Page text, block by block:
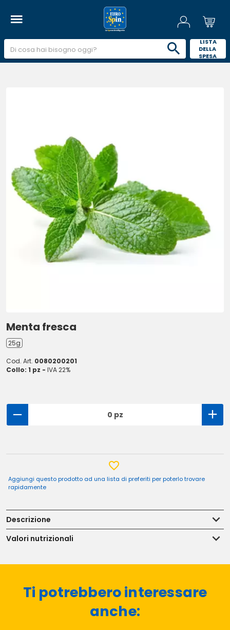
LISTA
DELLA
SPESA
Menta fresca
25g
Cod. Art. 0080200201
Collo: 1 pz - IVA 22%
0 pz
Aggiungi questo prodotto ad una lista di preferiti per poterlo trovare
rapidamente
Descrizione
Valori nutrizionali
Ti potrebbero interessare
anche: